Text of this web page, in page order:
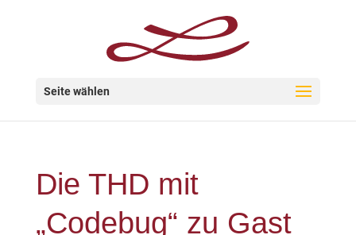
Seite wählen
Die THD mit
„Codebug“ zu Gast